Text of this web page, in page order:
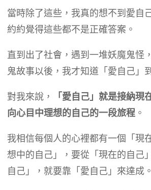
當時除了這些，我真的想不到愛自
約約覺得這些都不是正確答案。
直到出了社會，遇到一堆妖魔鬼怪
鬼故事以後，我才知道「愛自己」
對我來說，
「愛自己」就是接納現
向心目中理想的自己的一段旅程。
我相信每個人的心裡都有一個「現
想中的自己」，要從「現在的自己
自己」，就要靠「愛自己」來達成。